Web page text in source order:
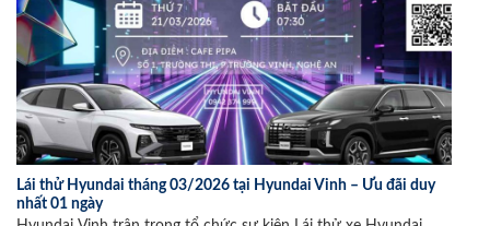
Lái thử Hyundai tháng 03/2026 tại Hyundai Vinh – Ưu đãi duy
nhất 01 ngày